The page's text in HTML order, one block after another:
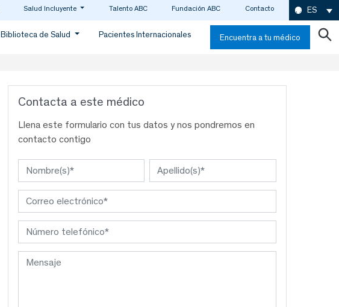
Salud Incluyente Talento ABC Fundación ABC Contacto ES
Biblioteca de Salud Pacientes Internacionales Encuentra a tu médico
Contacta a este médico
Llena este formulario con tus datos y nos pondremos en
contacto contigo